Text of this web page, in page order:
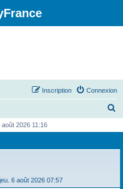
Connexion
Inscription
h
2026 11:16
jeu. 6 août 2026 07:57